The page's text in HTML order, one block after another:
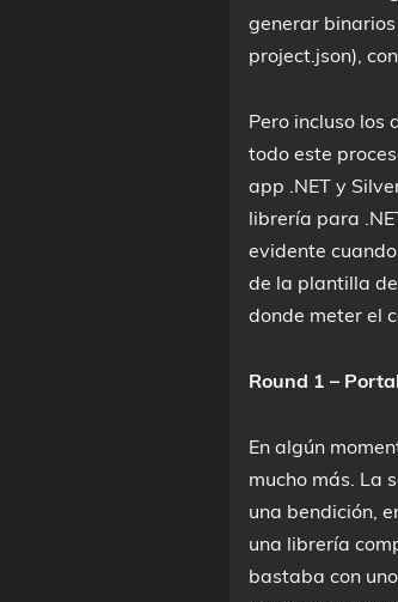
generar
project.json),
Pero incluso los
todo este
app .NET y
librería para
evidente
de la plantilla
donde meter el
Round 1 –
En algún
mucho más. La
una bendición,
una librería
bastaba con